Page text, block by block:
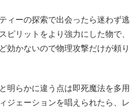
ィーの探索で出会ったら迷わず逃
ピリットをより強力にした物で、
効かないので物理攻撃だけが頼り
明らかに違う点は即死魔法を多用
ジェーションを唱えられたら、レ